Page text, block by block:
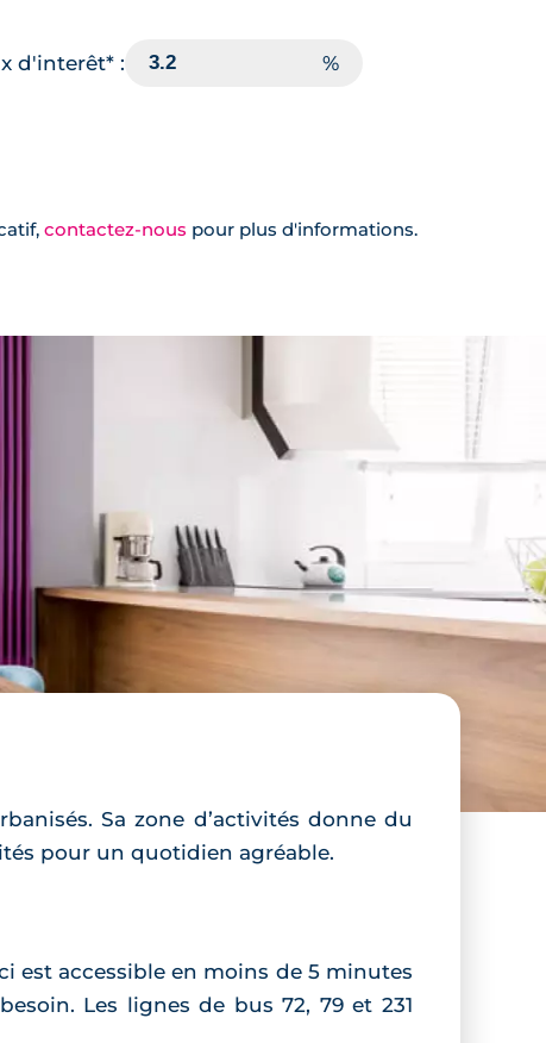
d'interêt* :
contactez-nous pour plus d'informations.
Sa zone d’activités donne du
pour un quotidien agréable.
est accessible en moins de 5 minutes
Les lignes de bus 72, 79 et 231